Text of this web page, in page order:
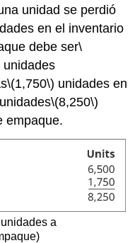
unidad se perdió
en el inventario
debe ser\
unidades
\(1,750\) unidades en
\(8,250\)
empaque.
a